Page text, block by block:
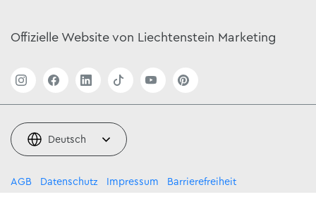
Offizielle Website von Liechtenstein Marketing
AGB Datenschutz Impressum Barrierefreiheit
Deutsch